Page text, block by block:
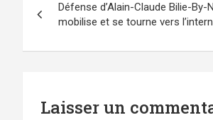
de
l’article
Défense d’Alain-Claude Bilie-By-
mobilise et se tourne vers
Laisser un